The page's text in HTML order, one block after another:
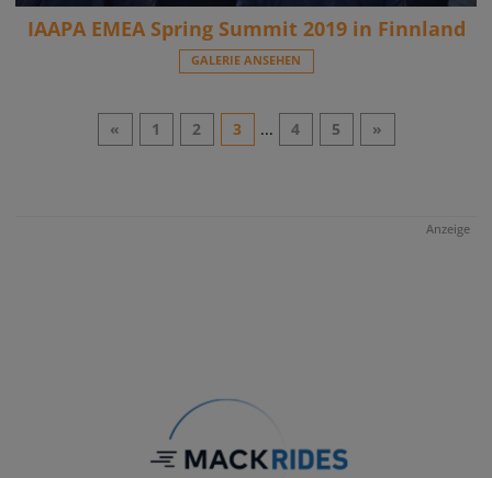
IAAPA EMEA Spring Summit 2019 in Finnland
GALERIE ANSEHEN
« 1 2 3 ... 4 5 »
Anzeige